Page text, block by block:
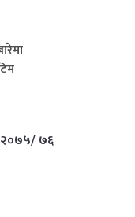
२०७५/ ७६